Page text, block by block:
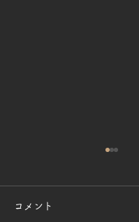
コメント